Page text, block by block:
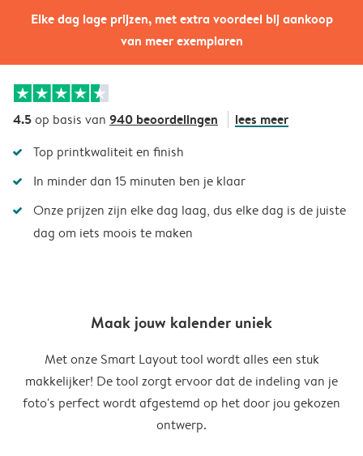
Elke dag lage prijzen, met extra voordeel bij aankoop
van meer exemplaren
4.5op basis van 940 beoordelingen lees meer
Top printkwaliteit en finish
In minder dan 15 minuten ben je klaar
Onze prijzen zijn elke dag laag, dus elke dag is de juiste
dag om iets moois te maken
Maak jouw kalender uniek
Met onze Smart Layout tool wordt alles een stuk
makkelijker! De tool zorgt ervoor dat de indeling van je
foto's perfect wordt afgestemd op het door jou gekozen
ontwerp.